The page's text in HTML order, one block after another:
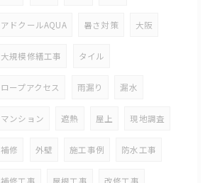
アドクールAQUA 暑さ対策 大阪
大規模修繕工事 タイル
ロープアクセス 雨漏り 漏水
マンション 遮熱 屋上 現地調査
補修 外壁 施工事例 防水工事
補修工事 屋根工事 改修工事